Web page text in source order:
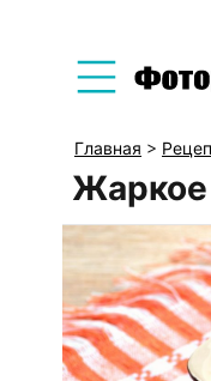
Главная >
Жаркое